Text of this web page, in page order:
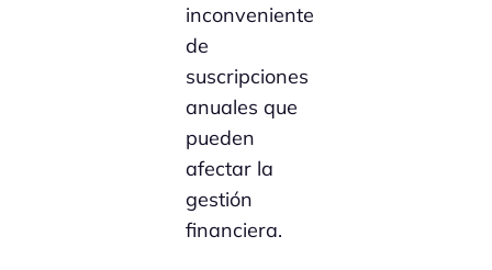
inconveniente
de
suscripciones
anuales que
pueden
afectar la
gestión
financiera.